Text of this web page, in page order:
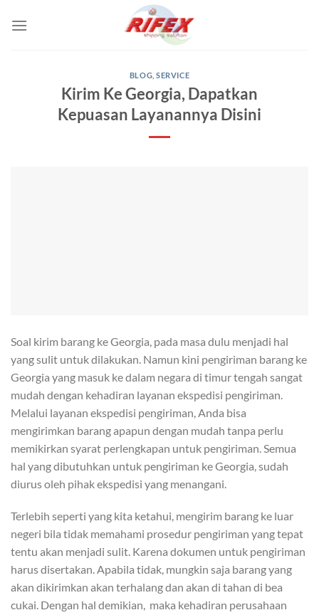
BLOG ,SERVICE
Kirim Ke Georgia, Dapatkan
Kepuasan Layanannya Disini
Soal kirim barang ke Georgia, pada masa dulu menjadi hal
yang sulit untuk dilakukan. Namun kini pengiriman barang ke
Georgia yang masuk ke dalam negara di timur tengah sangat
mudah dengan kehadiran layanan ekspedisi pengiriman.
Melalui layanan ekspedisi pengiriman, Anda bisa
mengirimkan barang apapun dengan mudah tanpa perlu
memikirkan syarat perlengkapan untuk pengiriman. Semua
hal yang dibutuhkan untuk pengiriman ke Georgia, sudah
diurus oleh pihak ekspedisi yang menangani.
Terlebih seperti yang kita ketahui, mengirim barang ke luar
negeri bila tidak memahami prosedur pengiriman yang tepat
tentu akan menjadi sulit. Karena dokumen untuk pengiriman
harus disertakan. Apabila tidak, mungkin saja barang yang
akan dikirimkan akan terhalang dan akan di tahan di bea
cukai. Dengan hal demikian, maka kehadiran perusahaan